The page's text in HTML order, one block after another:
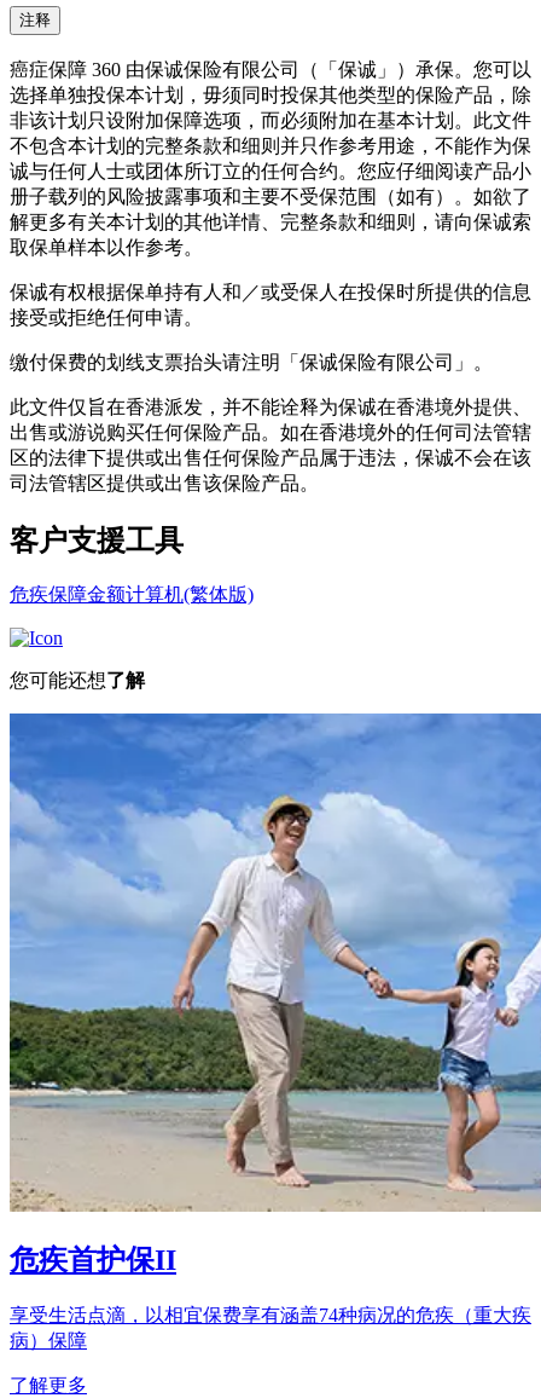
注释
癌症保障 360 由保诚保险有限公司（「保诚」）承保。您可以
选择单独投保本计划，毋须同时投保其他类型的保险产品，除
非该计划只设附加保障选项，而必须附加在基本计划。此文件
不包含本计划的完整条款和细则并只作参考用途，不能作为保
诚与任何人士或团体所订立的任何合约。您应仔细阅读产品小
册子载列的风险披露事项和主要不受保范围（如有）。如欲了
解更多有关本计划的其他详情、完整条款和细则，请向保诚索
取保单样本以作参考。
保诚有权根据保单持有人和／或受保人在投保时所提供的信息
接受或拒绝任何申请。
缴付保费的划线支票抬头请注明「保诚保险有限公司」。
此文件仅旨在香港派发，并不能诠释为保诚在香港境外提供、
出售或游说购买任何保险产品。如在香港境外的任何司法管辖
区的法律下提供或出售任何保险产品属于违法，保诚不会在该
司法管辖区提供或出售该保险产品。
客户支援工具
危疾保障金额计算机(繁体版)
您可能还想了解
危疾首护保II
享受生活点滴，以相宜保费享有涵盖74种病况的危疾（重大疾
病）保障
了解更多